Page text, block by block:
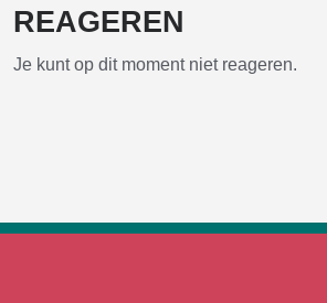
REAGEREN
Je kunt op dit moment niet reageren.